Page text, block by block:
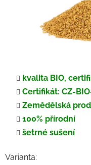
kvalita BIO,
Certifikát: CZ-
Zemědělská
100% přírodní
šetrné sušení
Varianta: